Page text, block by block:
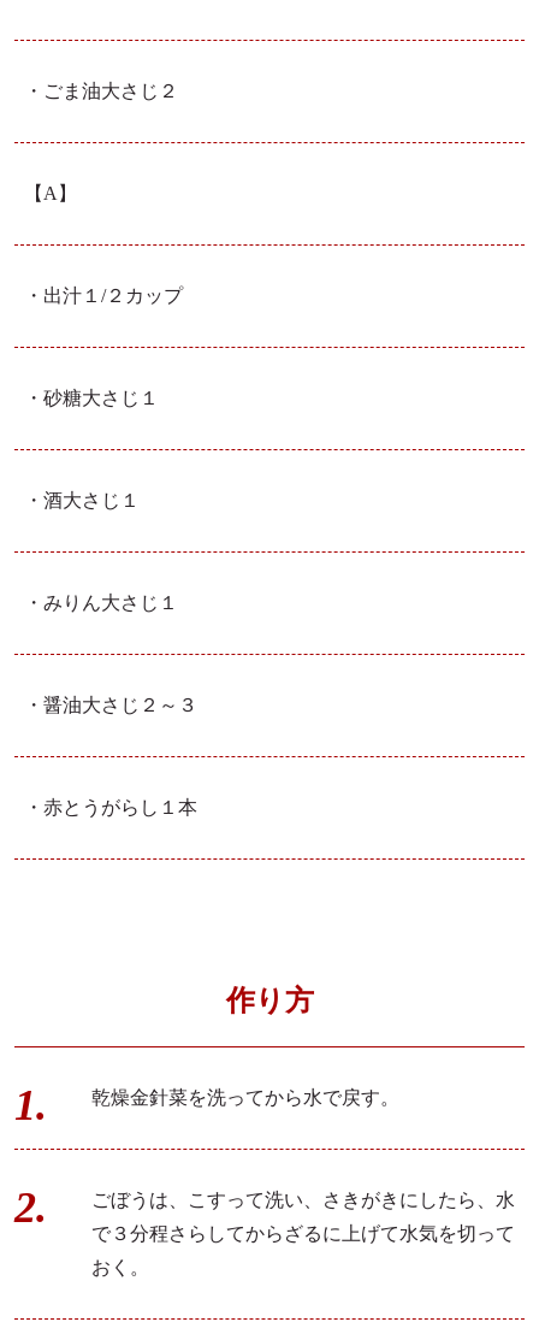
・ごま油大さじ２
【A】
・出汁 １/２カップ
・砂糖大さじ１
・酒大さじ１
・みりん大さじ１
・醤油大さじ２～３
・赤とうがらし １本
作り方
乾燥金針菜を洗ってから水で戻す。
ごぼうは、こすって洗い、さきがきにしたら、水
で３分程さらしてからざるに上げて水気を切って
おく。
薬膳の知っトク情報や割引セール
お知らせメールマガジンは会員登録から！＞